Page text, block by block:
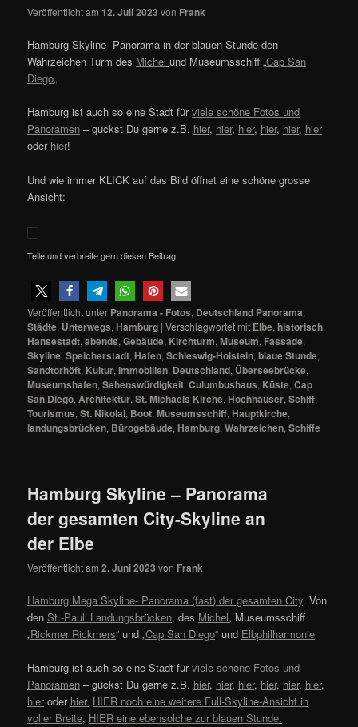
Veröffentlicht am 12. Juli 2023 von Frank
Hamburg Skyline- Panorama in der blauen Stunde den
Wahrzeichen Turm des Michel und Museumsschiff „Cap San
Diego„
Hamburg ist auch so eine Stadt fürviele schöne Fotos und
Panoramen – guckst Du gerne z.B. hier, hier, hier, hier, hier, hier
oder hier!
Und wie immer KLICK auf das Bild öffnet eine schöne grosse
Ansicht:
Teile und verbreite gern diesen Beitrag:
Veröffentlicht unter Panorama - Fotos, Deutschland Panorama,
Städte, Unterwegs, Hamburg |Verschlagwortet mit Elbe,historisch,
Hansestadt,abends,Gebäude, Kirchturm,Museum, Fassade,
Skyline,Speicherstadt, Hafen,Schleswig-Holstein,blaue Stunde,
Sandtorhöft, Kultur,Immobilien, Deutschland, Überseebrücke,
Museumshafen,Sehenswürdigkeit,Culumbushaus, Küste,Cap
San Diego, Architektur,St. Michaels Kirche, Hochhäuser,Schiff,
Tourismus,St. Nikolai, Boot,Museumsschiff, Hauptkirche,
landungsbrücken, Bürogebäude, Hamburg,Wahrzeichen,Schiffe
Hamburg Skyline – Panorama
der gesamten City-Skyline an
der Elbe
Veröffentlicht am2. Juni 2023 von Frank
Hamburg Mega Skyline- Panorama (fast) der gesamten City. Von
denSt.-Pauli Landungsbrücken, des Michel, Museumsschiff
„Rickmer Rickmers“ und „Cap San Diego“ und Elbphilharmonie
Hamburg ist auch so eine Stadt fürviele schöne Fotos und
Panoramen – guckst Du gerne z.B. hier, hier, hier, hier, hier, hier,
hier oder hier. HIER noch eine weitere Full-Skyline-Ansicht in
voller Breite, HIER eine ebensolche zur blauen Stunde.